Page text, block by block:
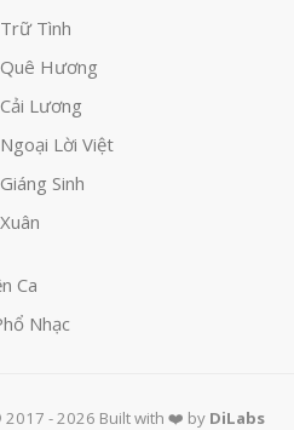
Tình
Hương
Lương
Lời Việt
Sinh
Ca
Nhạc
- 2026 Built with ❤️ by DiLabs